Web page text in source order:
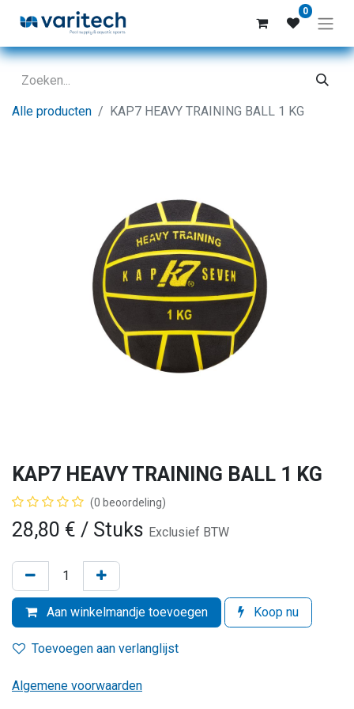
0
Alle producten KAP7 HEAVY TRAINING BALL 1 KG
KAP7 HEAVY TRAINING BALL 1 KG
(0 beoordeling)
28,80 € / Stuks Exclusief BTW
Aan winkelmandje toevoegen Koop nu
Toevoegen aan verlanglijst
Algemene voorwaarden